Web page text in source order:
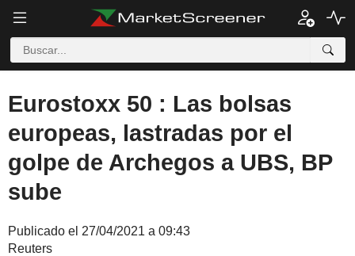
Eurostoxx 50 : Las bolsas
europeas, lastradas por el
golpe de Archegos a UBS, BP
sube
Publicado el 27/04/2021 a 09:43
Reuters